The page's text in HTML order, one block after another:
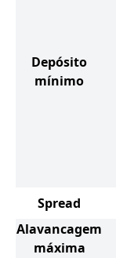
Depósito
mínimo
Spread
Alavancagem
máxima